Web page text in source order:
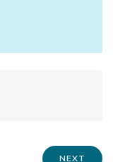
NEXT